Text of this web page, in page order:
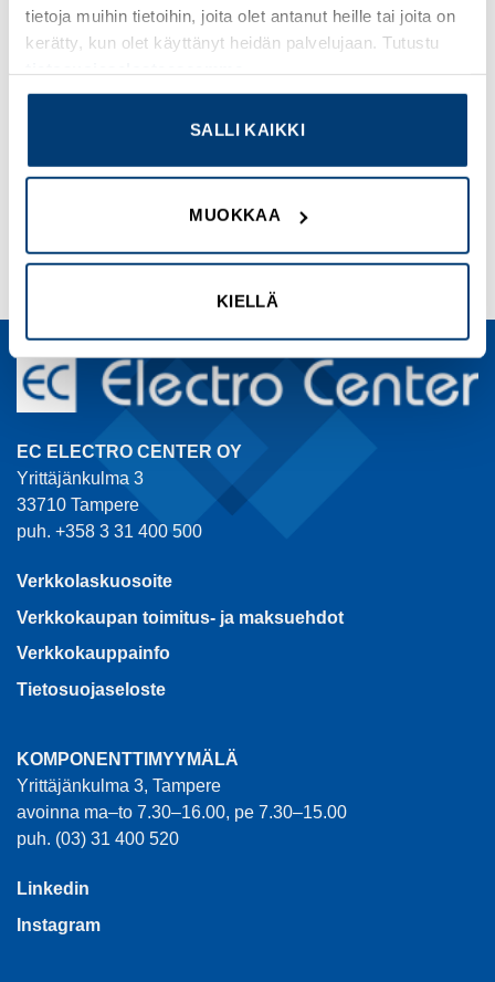
tietoja muihin tietoihin, joita olet antanut heille tai joita on
kerätty, kun olet käyttänyt heidän palvelujaan. Tutustu
SALLI KAIKKI
MUOKKAA
KIELLÄ
HOLKKITIIVISTEET, MUOVISET
LAAJENNUS M25/M32
HOLKKITIIVISTEET, MUOVISET
SKINTOP GMP-GL-M16X1,5
Tuotekoodi LAPP1014755
Kirjaudu sisään nähdäksesi
verkkokauppaa
EC ELECTRO CENTER OY
Yrittäjänkulma 3
33710 Tampere
puh. +358 3 31 400 500
Verkkolaskuosoite
Verkkokaupan toimitus- ja maksuehdot
Verkkokauppainfo
Tietosuojaseloste
KOMPONENTTIMYYMÄLÄ
Yrittäjänkulma 3, Tampere
avoinna ma–to 7.30–16.00, pe 7.30–15.00
puh. (03) 31 400 520
Linkedin
Instagram